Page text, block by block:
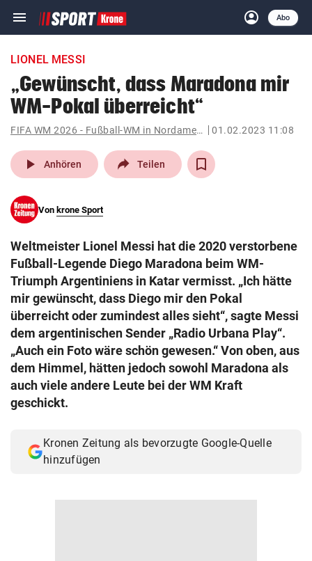
menu Navigation
ein-/ausklappen
account_circle
Anmelden
Abo
close Schließen
account_circle Anmelden
pin_drop
Wien arrow_right
search
eingeben
Muthgasse 2, 1190 Wien
LIONEL MESSI
„Gewünscht, dass Maradona mir
WM-Pokal überreicht“
FIFA WM 2026 - Fußball-WM in Nordamerika 01.02.2023 11:08
play_arrow Anhören Teilen
Von krone Sport
Weltmeister Lionel Messi hat die 2020 verstorbene
Fußball-Legende Diego Maradona beim WM-
Triumph Argentiniens in Katar vermisst. „Ich hätte
mir gewünscht, dass Diego mir den Pokal
überreicht oder zumindest alles sieht“, sagte Messi
dem argentinischen Sender „Radio Urbana Play“.
„Auch ein Foto wäre schön gewesen.“ Von oben, aus
dem Himmel, hätten jedoch sowohl Maradona als
auch viele andere Leute bei der WM Kraft
geschickt.
Kronen Zeitung als bevorzugte Google-Quelle
hinzufügen